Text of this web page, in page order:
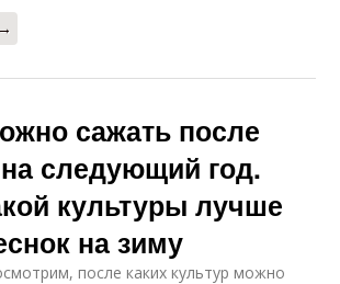
сажать после
следующий год.
культуры лучше
на зиму
после каких культур можно